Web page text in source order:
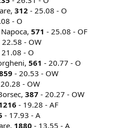
312 - 25.08 - O
- O
571 - 25.08 - OF
22.58 - OW
21.08 - O
561 - 20.77 - O
- 20.53 - OW
- OW
387 - 20.27 - OW
- 19.28 - AF
- 17.93 - A
1880 - 13.55 - A